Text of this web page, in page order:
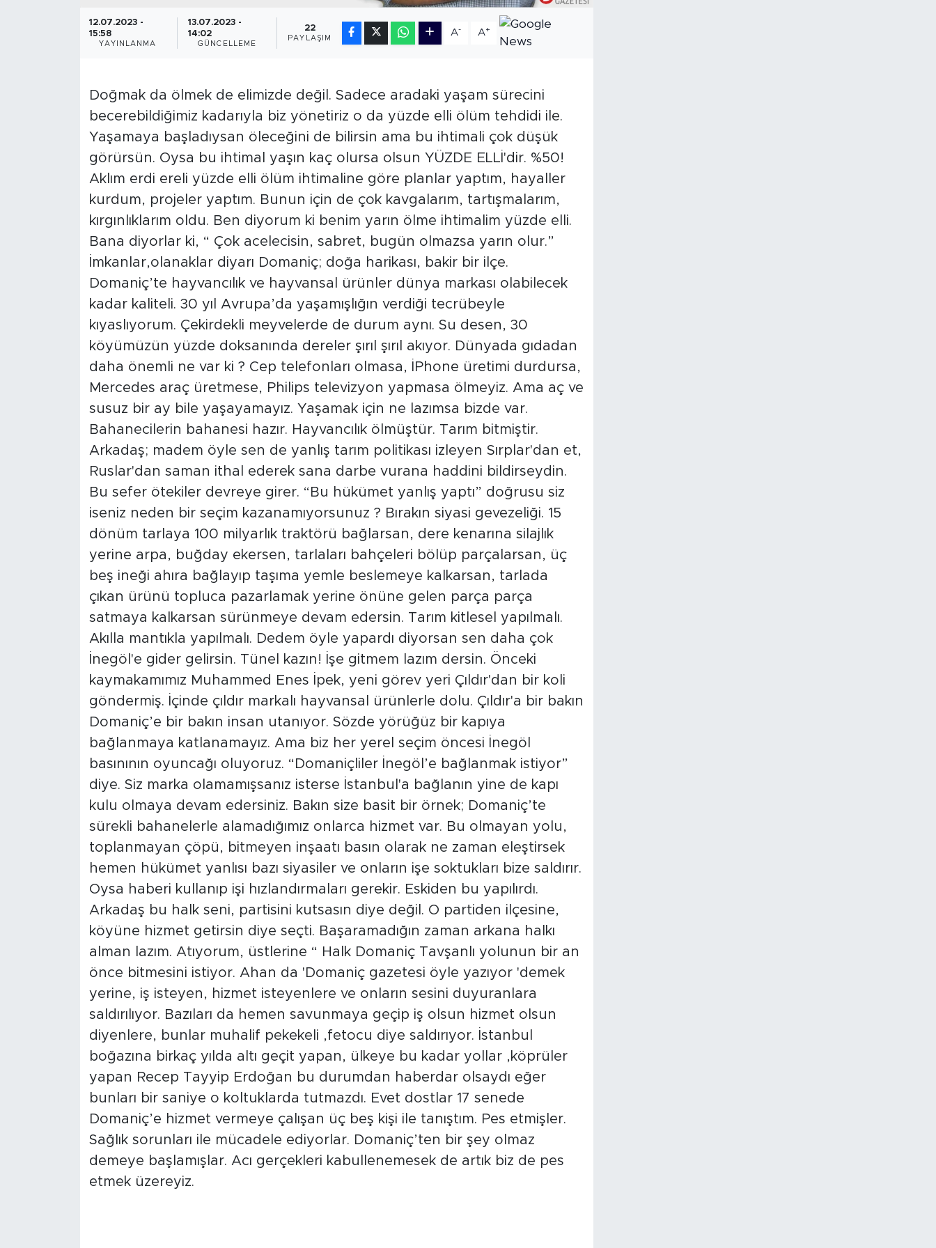
12.07.2023 -
15:58
YAYINLANMA
13.07.2023 -
14:02
GÜNCELLEME
22
PAYLAŞIM
A- A+
Doğmak da ölmek de elimizde değil. Sadece aradaki yaşam sürecini
becerebildiğimiz kadarıyla biz yönetiriz o da yüzde elli ölüm tehdidi ile.
Yaşamaya başladıysan öleceğini de bilirsin ama bu ihtimali çok düşük
görürsün. Oysa bu ihtimal yaşın kaç olursa olsun YÜZDE ELLİ'dir. %50!
Aklım erdi ereli yüzde elli ölüm ihtimaline göre planlar yaptım, hayaller
kurdum, projeler yaptım. Bunun için de çok kavgalarım, tartışmalarım,
kırgınlıklarım oldu. Ben diyorum ki benim yarın ölme ihtimalim yüzde elli.
Bana diyorlar ki, “ Çok acelecisin, sabret, bugün olmazsa yarın olur.”
İmkanlar,olanaklar diyarı Domaniç; doğa harikası, bakir bir ilçe.
Domaniç’te hayvancılık ve hayvansal ürünler dünya markası olabilecek
kadar kaliteli. 30 yıl Avrupa’da yaşamışlığın verdiği tecrübeyle
kıyaslıyorum. Çekirdekli meyvelerde de durum aynı. Su desen, 30
köyümüzün yüzde doksanında dereler şırıl şırıl akıyor. Dünyada gıdadan
daha önemli ne var ki ? Cep telefonları olmasa, İPhone üretimi durdursa,
Mercedes araç üretmese, Philips televizyon yapmasa ölmeyiz. Ama aç ve
susuz bir ay bile yaşayamayız. Yaşamak için ne lazımsa bizde var.
Bahanecilerin bahanesi hazır. Hayvancılık ölmüştür. Tarım bitmiştir.
Arkadaş; madem öyle sen de yanlış tarım politikası izleyen Sırplar'dan et,
Ruslar'dan saman ithal ederek sana darbe vurana haddini bildirseydin.
Bu sefer ötekiler devreye girer. “Bu hükümet yanlış yaptı” doğrusu siz
iseniz neden bir seçim kazanamıyorsunuz ? Bırakın siyasi gevezeliği. 15
dönüm tarlaya 100 milyarlık traktörü bağlarsan, dere kenarına silajlık
yerine arpa, buğday ekersen, tarlaları bahçeleri bölüp parçalarsan, üç
beş ineği ahıra bağlayıp taşıma yemle beslemeye kalkarsan, tarlada
çıkan ürünü topluca pazarlamak yerine önüne gelen parça parça
satmaya kalkarsan sürünmeye devam edersin. Tarım kitlesel yapılmalı.
Akılla mantıkla yapılmalı. Dedem öyle yapardı diyorsan sen daha çok
İnegöl'e gider gelirsin. Tünel kazın! İşe gitmem lazım dersin. Önceki
kaymakamımız Muhammed Enes İpek, yeni görev yeri Çıldır'dan bir koli
göndermiş. İçinde çıldır markalı hayvansal ürünlerle dolu. Çıldır'a bir bakın
Domaniç’e bir bakın insan utanıyor. Sözde yörüğüz bir kapıya
bağlanmaya katlanamayız. Ama biz her yerel seçim öncesi İnegöl
basınının oyuncağı oluyoruz. “Domaniçliler İnegöl’e bağlanmak istiyor”
diye. Siz marka olamamışsanız isterse İstanbul'a bağlanın yine de kapı
kulu olmaya devam edersiniz. Bakın size basit bir örnek; Domaniç’te
sürekli bahanelerle alamadığımız onlarca hizmet var. Bu olmayan yolu,
toplanmayan çöpü, bitmeyen inşaatı basın olarak ne zaman eleştirsek
hemen hükümet yanlısı bazı siyasiler ve onların işe soktukları bize saldırır.
Oysa haberi kullanıp işi hızlandırmaları gerekir. Eskiden bu yapılırdı.
Arkadaş bu halk seni, partisini kutsasın diye değil. O partiden ilçesine,
köyüne hizmet getirsin diye seçti. Başaramadığın zaman arkana halkı
alman lazım. Atıyorum, üstlerine “ Halk Domaniç Tavşanlı yolunun bir an
önce bitmesini istiyor. Ahan da 'Domaniç gazetesi öyle yazıyor 'demek
yerine, iş isteyen, hizmet isteyenlere ve onların sesini duyuranlara
saldırılıyor. Bazıları da hemen savunmaya geçip iş olsun hizmet olsun
diyenlere, bunlar muhalif pekekeli ,fetocu diye saldırıyor. İstanbul
boğazına birkaç yılda altı geçit yapan, ülkeye bu kadar yollar ,köprüler
yapan Recep Tayyip Erdoğan bu durumdan haberdar olsaydı eğer
bunları bir saniye o koltuklarda tutmazdı. Evet dostlar 17 senede
Domaniç’e hizmet vermeye çalışan üç beş kişi ile tanıştım. Pes etmişler.
Sağlık sorunları ile mücadele ediyorlar. Domaniç’ten bir şey olmaz
demeye başlamışlar. Acı gerçekleri kabullenemesek de artık biz de pes
etmek üzereyiz.